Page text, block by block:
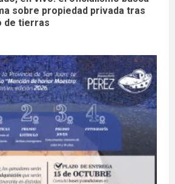
sobre propiedad privada tras
de tierras